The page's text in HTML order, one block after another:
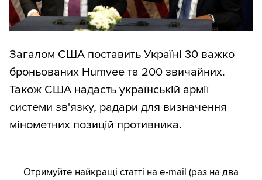
Загалом США поставить Україні 30 важко
броньованих Humvee та 200 звичайних.
Також США надасть українській армії
системи зв'язку, радари для визначення
мінометних позицій противника.
Отримуйте найкращі статті на e-mail (раз на два